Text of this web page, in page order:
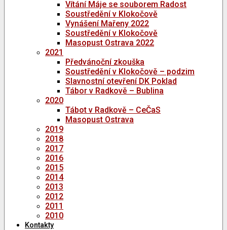
Vítání Máje se souborem Radost
Soustředění v Klokočově
Vynášení Mařeny 2022
Soustředění v Klokočově
Masopust Ostrava 2022
2021
Předvánoční zkouška
Soustředění v Klokočově – podzim
Slavnostní otevření DK Poklad
Tábor v Radkově – Bublina
2020
Tábot v Radkově – CeČaS
Masopust Ostrava
2019
2018
2017
2016
2015
2014
2013
2012
2011
2010
Kontakty